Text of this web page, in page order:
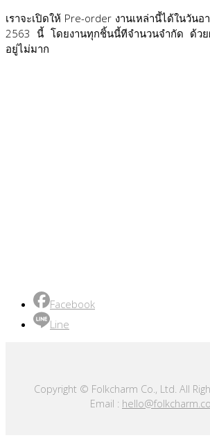
เราจะเปิดให้ Pre-order งานเหล่านี้ได้ในวัน
2563 นี้ โดยงานทุกชิ้นนี้ทีจำนวนจำกัด ด้ว
อยู่ไม่มาก
Facebook
Line
Copyright © Folkcharm Co., Ltd. All
Email :